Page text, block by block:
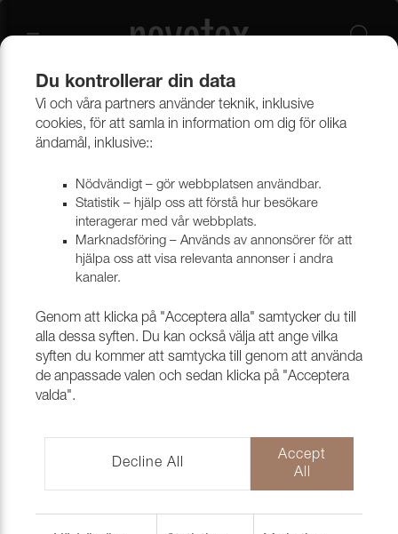
Verktyg & tillbehör Verktyg, nålar & maskiner Saxar, knivar & tillbehör
Saxar, knivar & tillbehör
SAXAR & TILLBEHÖR
Du kontrollerar din data
Vi och våra partners använder teknik, inklusive
cookies, för att samla in information om dig för olika
ändamål, inklusive::
Nödvändigt – gör webbplatsen användbar.
Statistik – hjälp oss att förstå hur besökare
interagerar med vår webbplats.
Marknadsföring – Används av annonsörer för att
hjälpa oss att visa relevanta annonser i andra
kanaler.
Genom att klicka på "Acceptera alla" samtycker du till
alla dessa syften. Du kan också välja att ange vilka
syften du kommer att samtycka till genom att använda
de anpassade valen och sedan klicka på "Acceptera
valda".
Decline All
Accept
All